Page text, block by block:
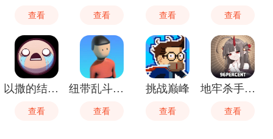
查看 查看 查看 查看
以撒的结合忏悔
查看
纽带乱斗终极对决
查看
挑战巅峰
查看
地牢杀手中文版
查看